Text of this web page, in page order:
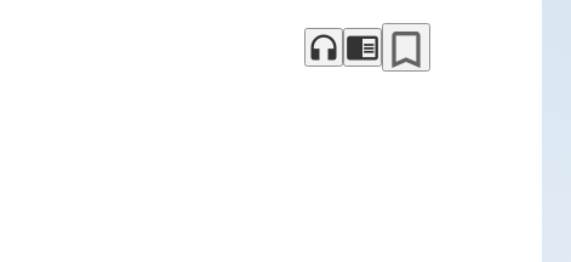
headphones chrome_reader_mode bookmark_border